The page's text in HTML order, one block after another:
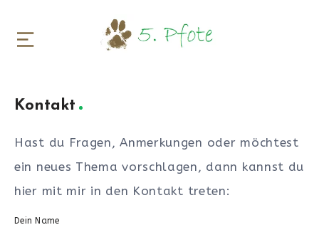
Kontakt
Hast du Fragen, Anmerkungen oder möchtest
ein neues Thema vorschlagen, dann kannst du
hier mit mir in den Kontakt treten:
Dein Name